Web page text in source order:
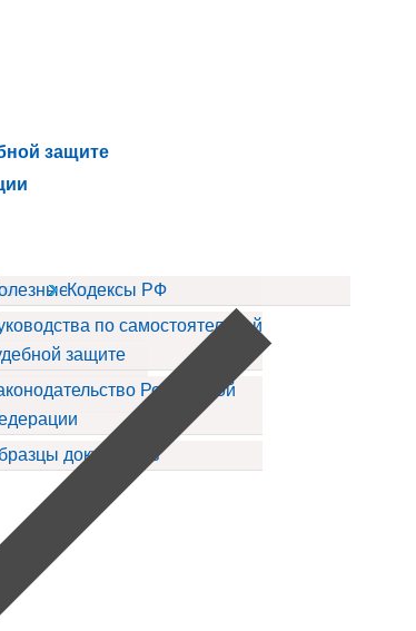
статьи
по самостоятельной
защите
Российской
Кодексы РФ
документов
защите